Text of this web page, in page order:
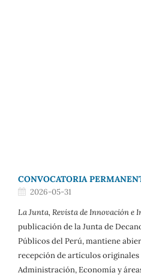
CONVOCATORIA
2026-05-31
La Junta, Revista de Innovación e
publicación de la Junta de
Públicos del Perú, mantiene
recepción de artículos
Administración, Economía y